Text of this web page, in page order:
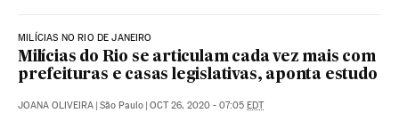
MILÍCIAS NO RIO DE JANEIRO
Milícias do Rio se articulam cada vez mais com
prefeituras e casas legislativas, aponta estudo
JOANA OLIVEIRA São Paulo OCT 26, 2020 - 07:05 EDT